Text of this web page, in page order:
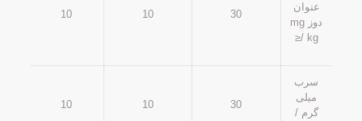
عنوان
دوز mg
/ kg≤
30
10
10
سرب
میلی
گرم /
30
10
10